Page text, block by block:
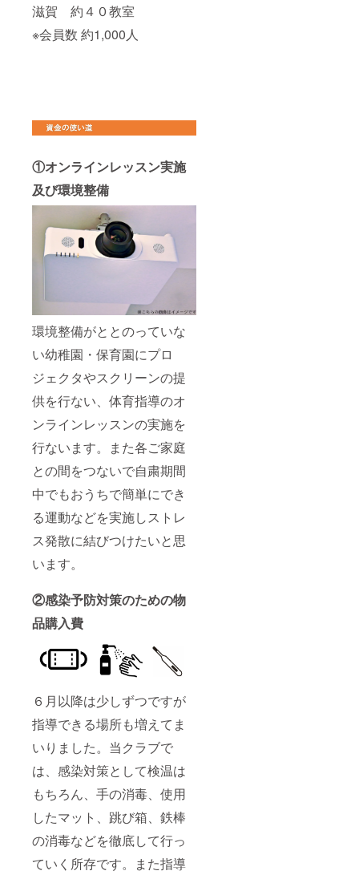
滋賀 約４０教室
※会員数 約1,000人
①オンラインレッスン実施
及び環境整備
環境整備がととのっていな
い幼稚園・保育園にプロ
ジェクタやスクリーンの提
供を行ない、体育指導のオ
ンラインレッスンの実施を
行ないます。また各ご家庭
との間をつないで自粛期間
中でもおうちで簡単にでき
る運動などを実施しストレ
ス発散に結びつけたいと思
います。
②感染予防対策のための物
品購入費
６月以降は少しずつですが
指導できる場所も増えてま
いりました。当クラブで
は、感染対策として検温は
もちろん、手の消毒、使用
したマット、跳び箱、鉄棒
の消毒などを徹底して行っ
ていく所存です。また指導